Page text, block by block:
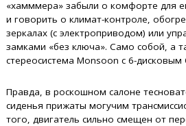
«хамммера» забыли о комфорте для
и говорить о климат-контроле,
зеркалах (с электроприводом) или
замками «без ключа». Само собой, а
стереосистема Monsoon с 6-
Правда, в роскошном салоне
сиденья прижаты могучим
того, двигатель сильно смещен от